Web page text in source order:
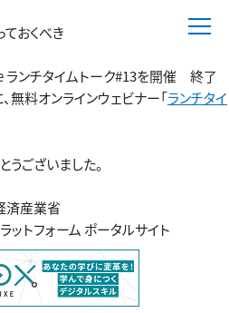
おくべき
ランチタイムトーク#13を開催 終了
、無料オンラインウェビナー「ランチタイ
ございました。
済産業省
ットフォーム ポータルサイト